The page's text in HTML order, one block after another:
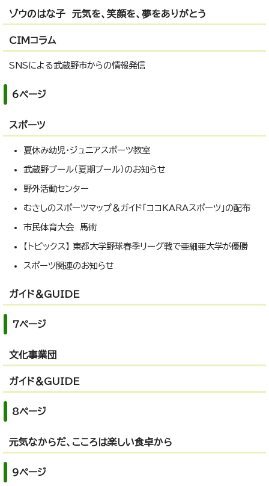
ゾウのはな子 元気を、笑顔を、夢をありがとう
CIMコラム
SNSによる武蔵野市からの情報発信
6ページ
スポーツ
夏休み幼児・ジュニアスポーツ教室
武蔵野プール（夏期プール）のお知らせ
野外活動センター
むさしのスポーツマップ＆ガイド「ココKARAスポーツ」の配布
市民体育大会 馬術
【トピックス】 東都大学野球春季リーグ戦で亜細亜大学が優勝
スポーツ関連のお知らせ
ガイド＆GUIDE
7ページ
文化事業団
ガイド＆GUIDE
8ページ
元気なからだ、こころは楽しい食卓から
9ページ